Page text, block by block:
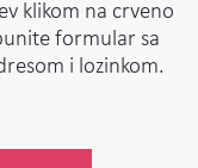
klikom na crveno
formular sa
i lozinkom.